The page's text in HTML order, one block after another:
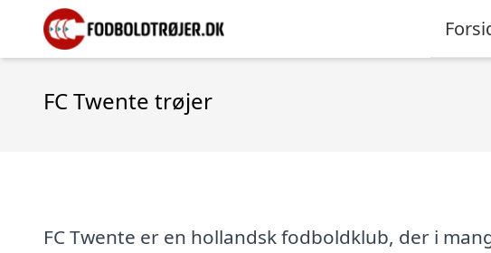
FC Twente trøjer
FC Twente er en hollandsk fodboldklub, der i